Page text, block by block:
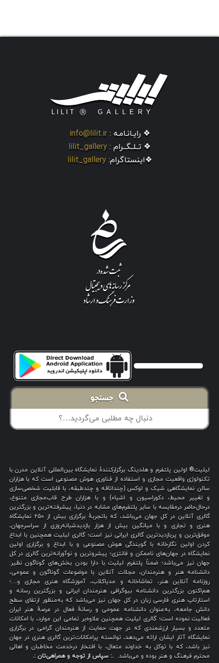
❖ رایـانـامـه : info@lilit.ir
❖ تــلــگــرام : lilit_gallery
❖اینستاگرام: lilit_gallery
جستجو
لیلیت® اولین پلتفرم و هلدینگ برگزارکنندهٔ نمایشگاه بین‌المللی آنلاین مدرن با
تکنولوژی واقعیت مجازی و استفاده از فناوری هوش مصنوعی است که با هزاران
سالن نمایشگاهی شیک و لوکس (چنداتاقه و چندطبقه، با قابلیت شخصی‌سازی
و تغییر محیط، دکوراسیون و اشیاء) و با هزاران طرح قاب‌مجازی متنوع،
درحال‌حاضر درمقایسه با سایر پلتفرم‌های مشابه در دنیا، پیشرفته‌ترین و بزرگترین
گالری آنلاین در کل جهان می‌باشد، که باتجربهٔ برگزاری بیش از ۲۵۰ نمایشگاه
هنری و تجاری و با میانگین بیش از هزار بازدیدشبانه‌روزی از سراسرجهان،
موفق‌ترین و پربازدیدترین گالری ایرانی نیز است؛ گالری لیلیت همچنین با ابداع
کردن اولین نگارخانه با گویندگی هوش مصنوعی و با ابداع و برگزاری اولین
نمایشگاه در جهان‌های ناممکن و فانتزی؛ پیشروترین و نوآورانه‌ترین گالری در کل
جهان نیز می‌باشد؛ ضمناً پلتفرم لیلیت با دارا بودن بخش‌های گوناگون نظیر:
دانشنامه هنر و هنرمندان، مجلات آنلاین با موضوعات گوناگون و عمومی،
روزنامه آنلاین هنر، تماشاخانه و مدیاکلاب، آموزشگاه هنری مجازی و…؛
هم‌اکنون بزرگترین دانشنامه بیوگرافی هنرمندان ایرانی و بزرگترین رسانه و
استارتاپ هنری فارسی زبان در کل جهان نیز می‌باشد که به‌منظور ارتقای سطح
دانش جامعه، به‌عنوان دانشنامه عمومی و رسانهٔ فعال در عرصهٔ هنر ایران
فعالیت نموده است؛ گالری لیلیت همچنین علاوه‌بر تمامی این موارد، با امکانات
متعدد و بسیار ارزشمندی که در جهت حمایت از هنرمندان گرامی در برگزاری
نمایشگاه آثار ایشان ارائه می‌دهد، توانسته پرامکانات‌ترین گالری هنری در جهان
نیز باشد، که با توکل به خداوند متعال، با افتخار درخدمت مخاطبان و اهالی
محترم فرهنگ و هنر بوده و می‌باشد. .: سپاس از توجه و همراهی‌تان :.